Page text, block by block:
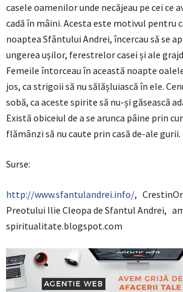
casele oamenilor unde necăjeau pe cei ce
cadă în mâini. Acesta este motivul pentru
noaptea Sfântului Andrei, încercau să se
ungerea ușilor, ferestrelor casei și ale
Femeile întorceau în această noapte
jos, ca strigoii să nu sălășluiască în ele.
sobă, ca aceste spirite să nu-și găsească
Există obiceiul de a se arunca pâine prin
flămânzi să nu caute prin casă de-ale gurii.
Surse:
http://www.sfantulandrei.info/,
Preotului Ilie Cleopa de Sfantul Andrei,
spiritualitate.blogspot.com